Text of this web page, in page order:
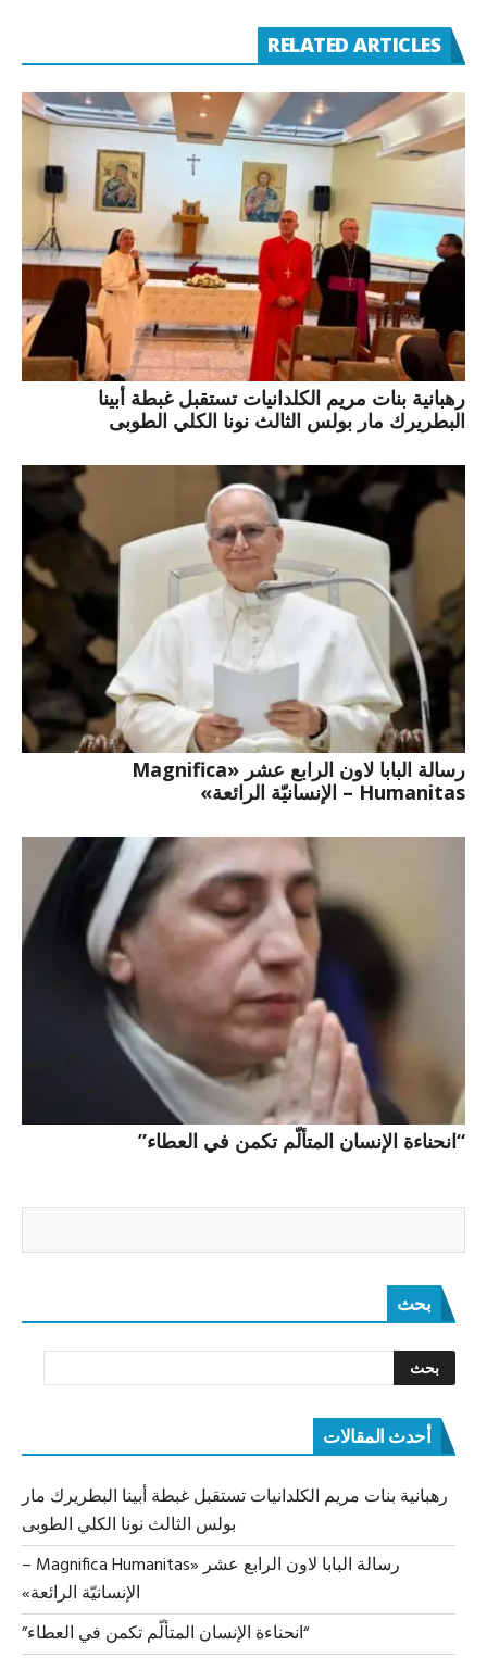
RELATED ARTICLES
رهبانية بنات مريم الكلدانيات تستقبل غبطة أبينا
البطريرك مار بولس الثالث نونا الكلي الطوبى
رسالة البابا لاون الرابع عشر «Magnifica
Humanitas – الإنسانيّة الرائعة»
“انحناءة الإنسان المتألّم تكمن في العطاء”
بحث
أحدث المقالات
رهبانية بنات مريم الكلدانيات تستقبل غبطة أبينا البطريرك مار
بولس الثالث نونا الكلي الطوبى
رسالة البابا لاون الرابع عشر «Magnifica Humanitas –
الإنسانيّة الرائعة»
“انحناءة الإنسان المتألّم تكمن في العطاء”